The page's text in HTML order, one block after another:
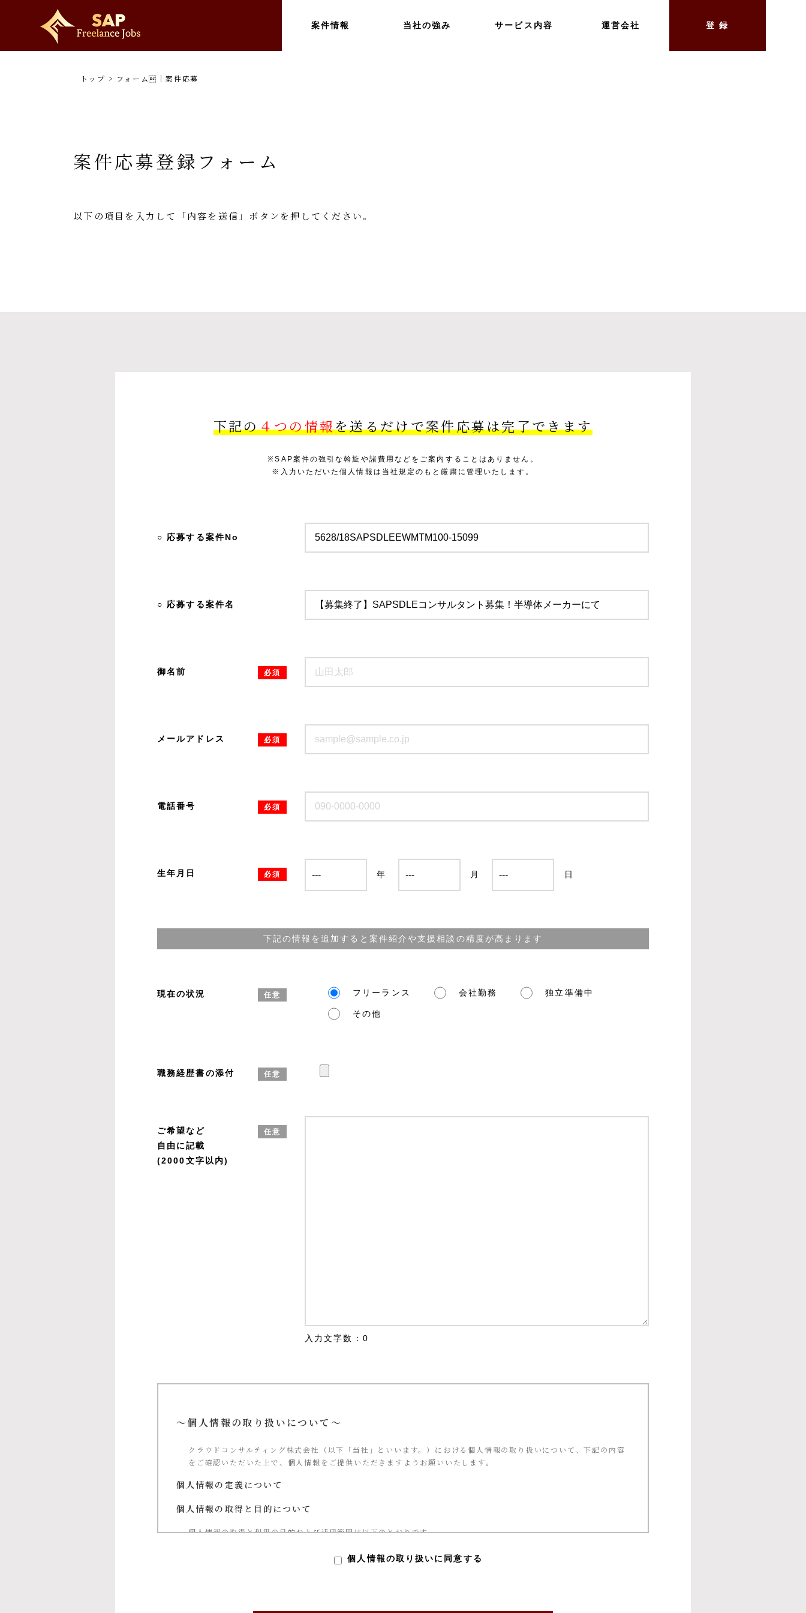
案件情報 当社の強み サービス内容 運営会社 登 録
トップ > フォーム｜案件応募
案件応募登録フォーム
以下の項目を入力して「内容を送信」ボタンを押してください。
下記の４つの情報を送るだけで案件応募は完了できます
※SAP案件の強引な斡旋や諸費用などをご案内することはありません。
※入力いただいた個人情報は当社規定のもと厳粛に管理いたします。
○ 応募する案件No
○ 応募する案件名
御名前 必須
メールアドレス 必須
電話番号 必須
生年月日 必須 年 月 日
下記の情報を追加すると案件紹介や支援相談の精度が高まります
現在の状況 任意 フリーランス 会社勤務 独立準備中
その他
職務経歴書の添付 任意
ご希望など
自由に記載
(2000文字以内)
任意
入力文字数： 0
～個人情報の取り扱いについて～
クラウドコンサルティング株式会社（以下「当社」といいます。）における個人情報の取り扱いについて、下記の内容
をご確認いただいた上で、個人情報をご提供いただきますようお願いいたします。
個人情報の定義について
個人情報の取得と目的について
個人情報の取得と利用の目的および活用範囲は以下のとおりです。
②お問い合わせに対する当社からの回答 個人情報の取り扱いに同意する